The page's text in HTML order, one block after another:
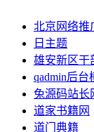
北京网络推
日主题
雄安新区干
qadmin后台
兔源码站长
道家书籍网
道门典籍